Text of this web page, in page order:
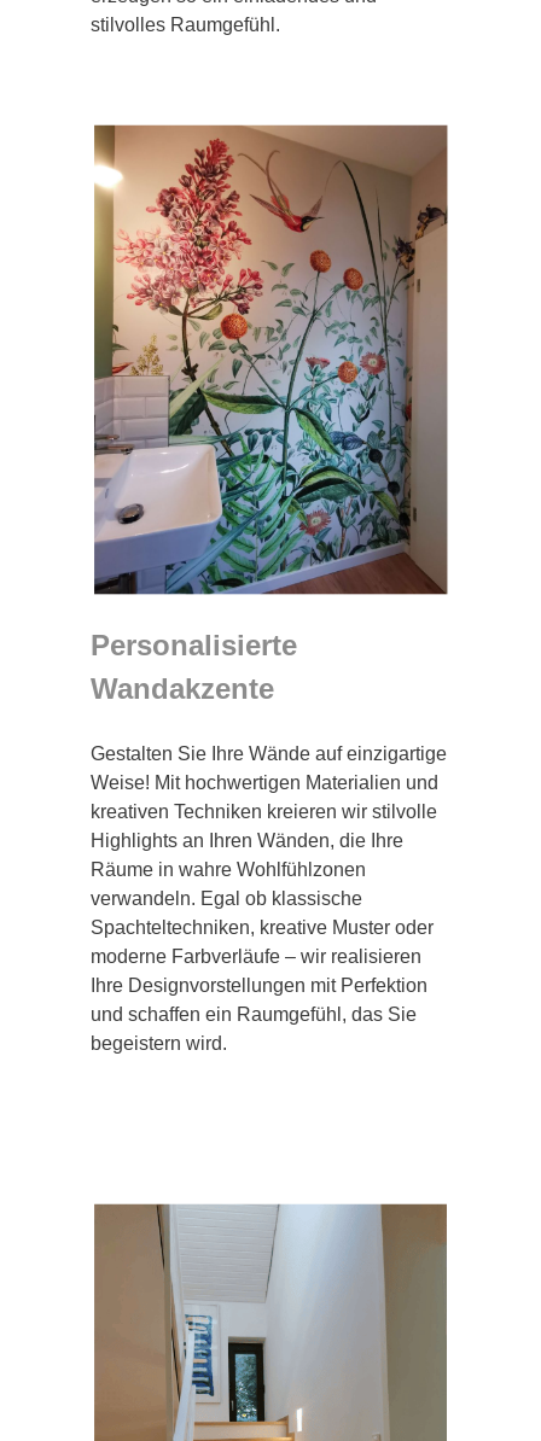
stilvolles Raumgefühl.
Personalisierte
Wandakzente
Gestalten Sie Ihre Wände auf einzigartige
Weise! Mit hochwertigen Materialien und
kreativen Techniken kreieren wir stilvolle
Highlights an Ihren Wänden, die Ihre
Räume in wahre Wohlfühlzonen
verwandeln. Egal ob klassische
Spachteltechniken, kreative Muster oder
moderne Farbverläufe – wir realisieren
Ihre Designvorstellungen mit Perfektion
und schaffen ein Raumgefühl, das Sie
begeistern wird.